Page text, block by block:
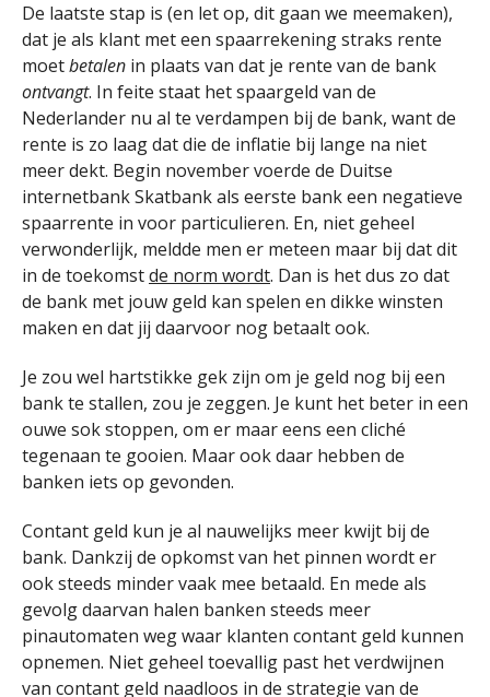
De laatste stap is (en let op, dit gaan we meemaken),
dat je als klant met een spaarrekening straks rente
moetbetalen in plaats van dat je rente van de bank
ontvangt. In feite staat het spaargeld van de
Nederlander nu al te verdampen bij de bank, want de
rente is zo laag dat die de inflatie bij lange na niet
meer dekt. Begin november voerde de Duitse
internetbank Skatbank als eerste bank een negatieve
spaarrente in voor particulieren. En, niet geheel
verwonderlijk, meldde men er meteen maar bij dat dit
in de toekomstde norm wordt. Dan is het dus zo dat
de bank met jouw geld kan spelen en dikke winsten
maken en dat jij daarvoor nog betaalt ook.
Je zou wel hartstikke gek zijn om je geld nog bij een
bank te stallen, zou je zeggen. Je kunt het beter in een
ouwe sok stoppen, om er maar eens een cliché
tegenaan te gooien. Maar ook daar hebben de
banken iets op gevonden.
Contant geld kun je al nauwelijks meer kwijt bij de
bank. Dankzij de opkomst van het pinnen wordt er
ook steeds minder vaak mee betaald. En mede als
gevolg daarvan halen banken steeds meer
pinautomaten weg waar klanten contant geld kunnen
opnemen. Niet geheel toevallig past het verdwijnen
van contant geld naadloos in de strategie van de